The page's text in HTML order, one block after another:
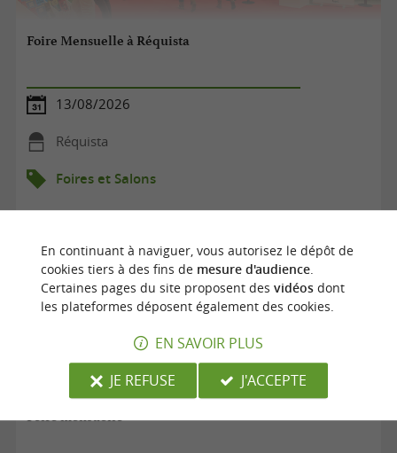
Foire Mensuelle à Réquista
13/08/2026
Réquista
Foires et Salons
Foire mensuelle
En continuant à naviguer, vous autorisez le dépôt de
cookies tiers à des fins de mesure d'audience.
Certaines pages du site proposent des vidéosdont
les plateformes déposent également des cookies.
EN SAVOIR PLUS
JE REFUSE
J'ACCEPTE